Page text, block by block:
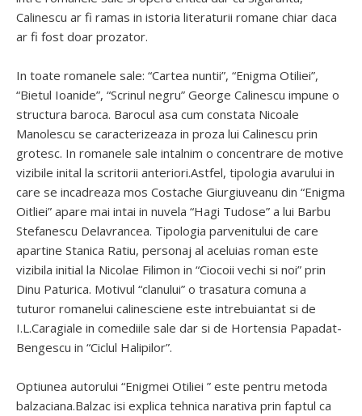
Calinescu ar fi ramas in istoria literaturii romane chiar daca
ar fi fost doar prozator.
In toate romanele sale: “Cartea nuntii”, “Enigma Otiliei”,
“Bietul Ioanide”, “Scrinul negru” George Calinescu impune o
structura baroca. Barocul asa cum constata Nicoale
Manolescu se caracterizeaza in proza lui Calinescu prin
grotesc. In romanele sale intalnim o concentrare de motive
vizibile inital la scritorii anteriori.Astfel, tipologia avarului in
care se incadreaza mos Costache Giurgiuveanu din “Enigma
Oitliei” apare mai intai in nuvela “Hagi Tudose” a lui Barbu
Stefanescu Delavrancea. Tipologia parvenitului de care
apartine Stanica Ratiu, personaj al aceluias roman este
vizibila initial la Nicolae Filimon in “Ciocoii vechi si noi” prin
Dinu Paturica. Motivul “clanului” o trasatura comuna a
tuturor romanelui calinesciene este intrebuiantat si de
I.L.Caragiale in comediile sale dar si de Hortensia Papadat-
Bengescu in “Ciclul Halipilor”.
Optiunea autorului “Enigmei Otiliei ” este pentru metoda
balzaciana.Balzac isi explica tehnica narativa prin faptul ca